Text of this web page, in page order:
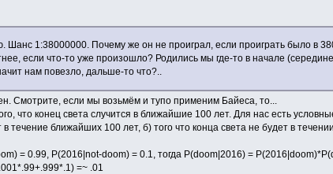
Шанс 1:38000000. Почему же он не проиграл, если проиграть было в
если что-то уже произошло? Родились мы где-то в начале
нам повезло, дальше-то что?..
Смотрите, если мы возьмём и тупо применим Байеса, то...
что конец света случится в ближайшие 100 лет. Для нас есть
в течение ближайших 100 лет, б) того что конца света не будет в
= 0.99, P(2016|not-doom) = 0.1, тогда P(doom|2016) =
=~ .01